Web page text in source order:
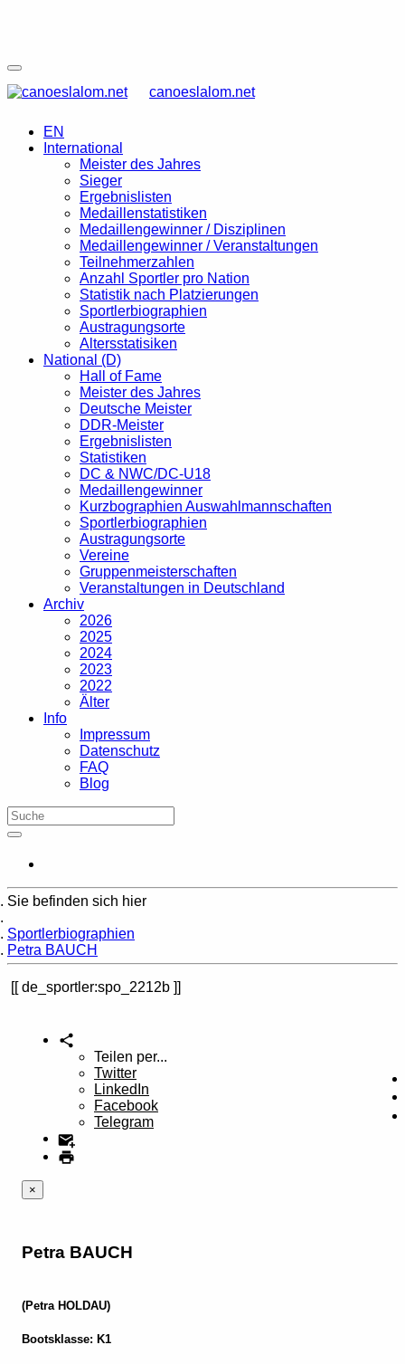
canoeslalom.net
EN
International
Meister des Jahres
Sieger
Ergebnislisten
Medaillenstatistiken
Medaillengewinner / Disziplinen
Medaillengewinner / Veranstaltungen
Teilnehmerzahlen
Anzahl Sportler pro Nation
Statistik nach Platzierungen
Sportlerbiographien
Austragungsorte
Altersstatisiken
National (D)
Hall of Fame
Meister des Jahres
Deutsche Meister
DDR-Meister
Ergebnislisten
Statistiken
DC & NWC/DC-U18
Medaillengewinner
Kurzbographien Auswahlmannschaften
Sportlerbiographien
Austragungsorte
Vereine
Gruppenmeisterschaften
Veranstaltungen in Deutschland
Archiv
2026
2025
2024
2023
2022
Älter
Info
Impressum
Datenschutz
FAQ
Blog
Sie befinden sich hier
Sportlerbiographien
Petra BAUCH
de_sportler:spo_2212b
Teilen per...
Twitter
LinkedIn
Facebook
Telegram
×
Petra BAUCH
(Petra HOLDAU)
Bootsklasse: K1